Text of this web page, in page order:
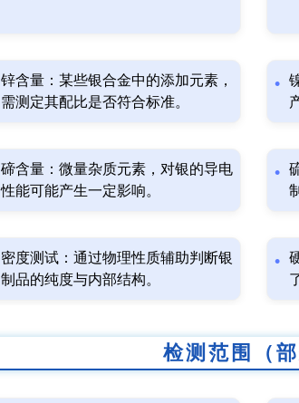
锌含量：某些银合金中的添加元素，
需测定其配比是否符合标准。
碲含量：微量杂质元素，对银的导电
性能可能产生一定影响。
密度测试：通过物理性质辅助判断银
制品的纯度与内部结构。
检测范围（部